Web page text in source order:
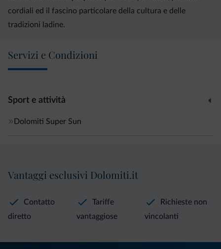
cordiali ed il fascino particolare della cultura e delle
tradizioni ladine.
Servizi e Condizioni
Sport e attività
Dolomiti Super Sun
Vantaggi esclusivi Dolomiti.it
Contatto
diretto
Tariffe
vantaggiose
Richieste non
vincolanti